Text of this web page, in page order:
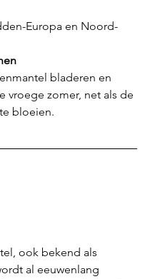
Europa en Noord-
bladeren en
vroege zomer, net als de
bloeien.
ook bekend als
al eeuwenlang